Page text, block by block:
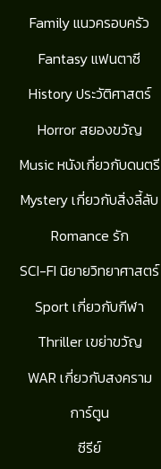
Family แนวครอบครัว
Fantasy แฟนตาซี
History ประวัติศาสตร์
Horror สยองขวัญ
Music หนังเกี่ยวกับดนตรี
Mystery เกี่ยวกับสิ่งลี้ลับ
Romance รัก
SCI-FI นิยายวิทยาศาสตร์
Sport เกี่ยวกับกีฬา
Thriller เขย่าขวัญ
WAR เกี่ยวกับสงคราม
การ์ตูน
ซีรีย์